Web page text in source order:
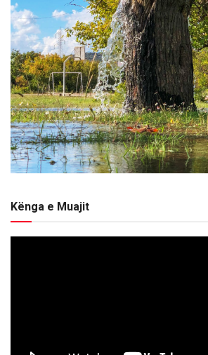
Kënga e Muajit